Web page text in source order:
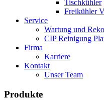
Tischkühler
Freikühler
Service
Wartung und
CIP Reinigung
Firma
Karriere
Kontakt
Unser Team
Produkte